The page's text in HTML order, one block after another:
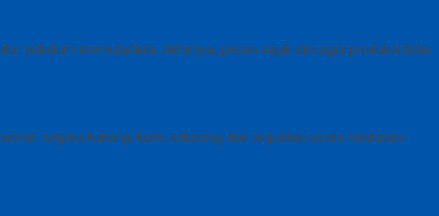
sebelum memutuskan. Akhirnya, pesan sejak dini agar produksi tidak
segera hubungi kami sekarang dan wujudkan acara kelulusan